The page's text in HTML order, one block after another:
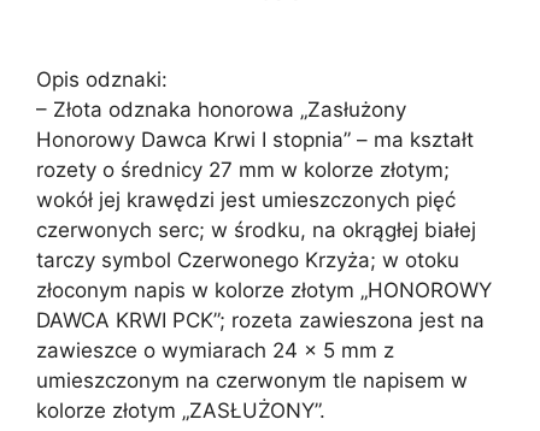
Opis odznaki:
– Złota odznaka honorowa „Zasłużony
Honorowy Dawca Krwi I stopnia” – ma kształt
rozety o średnicy 27 mm w kolorze złotym;
wokół jej krawędzi jest umieszczonych pięć
czerwonych serc; w środku, na okrągłej białej
tarczy symbol Czerwonego Krzyża; w otoku
złoconym napis w kolorze złotym „HONOROWY
DAWCA KRWI PCK”; rozeta zawieszona jest na
zawieszce o wymiarach 24 × 5 mm z
umieszczonym na czerwonym tle napisem w
kolorze złotym „ZASŁUŻONY”.